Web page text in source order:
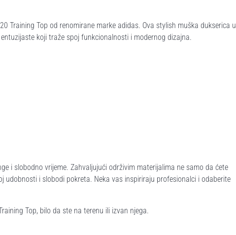
Training Top od renomirane marke adidas. Ova stylish muška dukserica u
koji traže spoj funkcionalnosti i modernog dizajna.
i slobodno vrijeme. Zahvaljujući održivim materijalima ne samo da ćete
udobnosti i slobodi pokreta. Neka vas inspiriraju profesionalci i odaberite
Top, bilo da ste na terenu ili izvan njega.